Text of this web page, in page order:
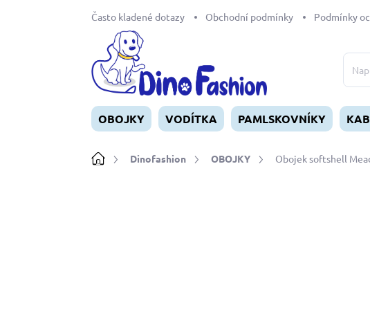
Často kladené dotazy Obchodní podmínky Podmínky
OBOJKY VODÍTKA PAMLSKOVNÍKY
DomůDinofashion OBOJKY Obojek softshell